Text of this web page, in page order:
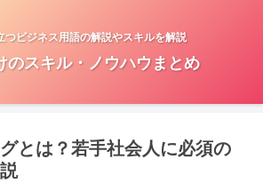
つビジネス用語の解説やスキルを解説
のスキル・ノウハウまとめ
とは？若手社会人に必須の